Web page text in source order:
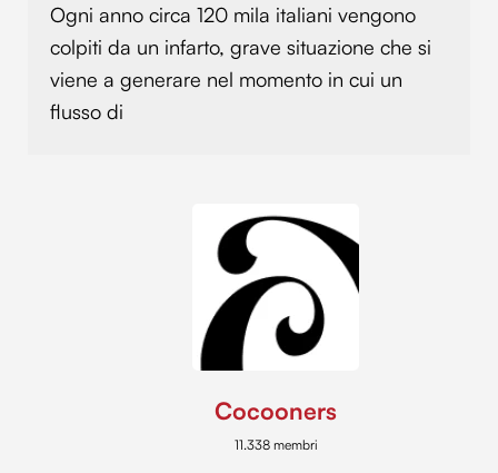
Ogni anno circa 120 mila italiani vengono
colpiti da un infarto, grave situazione che si
viene a generare nel momento in cui un
flusso di
Cocooners
11.338 membri